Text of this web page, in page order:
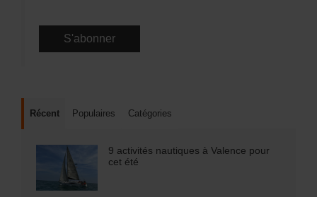
Récent Populaires Catégories
9 activités nautiques à Valence pour
cet été